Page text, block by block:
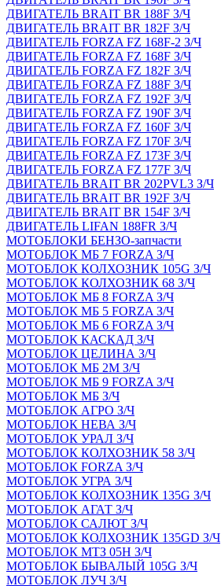
ДВИГАТЕЛЬ BRAIT BR 188F З/Ч
ДВИГАТЕЛЬ BRAIT BR 182F З/Ч
ДВИГАТЕЛЬ FORZA FZ 168F-2 З/Ч
ДВИГАТЕЛЬ FORZA FZ 168F З/Ч
ДВИГАТЕЛЬ FORZA FZ 182F З/Ч
ДВИГАТЕЛЬ FORZA FZ 188F З/Ч
ДВИГАТЕЛЬ FORZA FZ 192F З/Ч
ДВИГАТЕЛЬ FORZA FZ 190F З/Ч
ДВИГАТЕЛЬ FORZA FZ 160F З/Ч
ДВИГАТЕЛЬ FORZA FZ 170F З/Ч
ДВИГАТЕЛЬ FORZA FZ 173F З/Ч
ДВИГАТЕЛЬ FORZA FZ 177F З/Ч
ДВИГАТЕЛЬ BRAIT BR 202PVL3 З/Ч
ДВИГАТЕЛЬ BRAIT BR 192F З/Ч
ДВИГАТЕЛЬ BRAIT BR 154F З/Ч
ДВИГАТЕЛЬ LIFAN 188FR З/Ч
МОТОБЛОКИ БЕНЗО-запчасти
МОТОБЛОК МБ 7 FORZA З/Ч
МОТОБЛОК КОЛХОЗНИК 105G З/Ч
МОТОБЛОК КОЛХОЗНИК 68 З/Ч
МОТОБЛОК МБ 8 FORZA З/Ч
МОТОБЛОК МБ 5 FORZA З/Ч
МОТОБЛОК МБ 6 FORZA З/Ч
МОТОБЛОК КАСКАД З/Ч
МОТОБЛОК ЦЕЛИНА З/Ч
МОТОБЛОК МБ 2М З/Ч
МОТОБЛОК МБ 9 FORZA З/Ч
МОТОБЛОК МБ З/Ч
МОТОБЛОК АГРО З/Ч
МОТОБЛОК НЕВА З/Ч
МОТОБЛОК УРАЛ З/Ч
МОТОБЛОК КОЛХОЗНИК 58 З/Ч
МОТОБЛОК FORZA З/Ч
МОТОБЛОК УГРА З/Ч
МОТОБЛОК КОЛХОЗНИК 135G З/Ч
МОТОБЛОК АГАТ З/Ч
МОТОБЛОК САЛЮТ З/Ч
МОТОБЛОК КОЛХОЗНИК 135GD З/Ч
МОТОБЛОК МТЗ 05Н З/Ч
МОТОБЛОК БЫВАЛЫЙ 105G З/Ч
МОТОБЛОК ЛУЧ З/Ч